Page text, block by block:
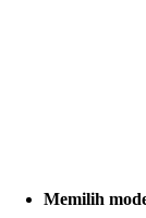
Memilih